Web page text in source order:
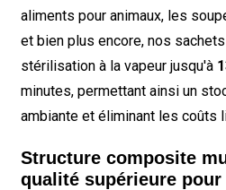
aliments pour animaux, les
et bien plus encore, nos
stérilisation à la vapeur jusqu'à
minutes, permettant ainsi un
ambiante et éliminant les coûts
Structure composite
qualité supérieure